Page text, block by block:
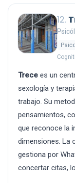
12.
Trece es un
sexología y
trabajo. Su
pensamientos,
que reconoce la
dimensiones. La
gestiona por
concertar citas,